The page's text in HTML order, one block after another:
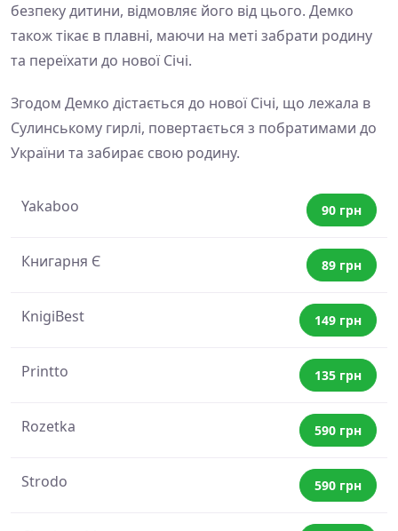
безпеку дитини, відмовляє його від цього. Демко
також тікає в плавні, маючи на меті забрати родину
та переїхати до нової Січі.
Згодом Демко дістається до нової Січі, що лежала в
Сулинському гирлі, повертається з побратимами до
України та забирає свою родину.
Yakaboo 90 грн
Книгарня Є 89 грн
KnigiBest 149 грн
Printto 135 грн
Rozetka 590 грн
Strodo 590 грн